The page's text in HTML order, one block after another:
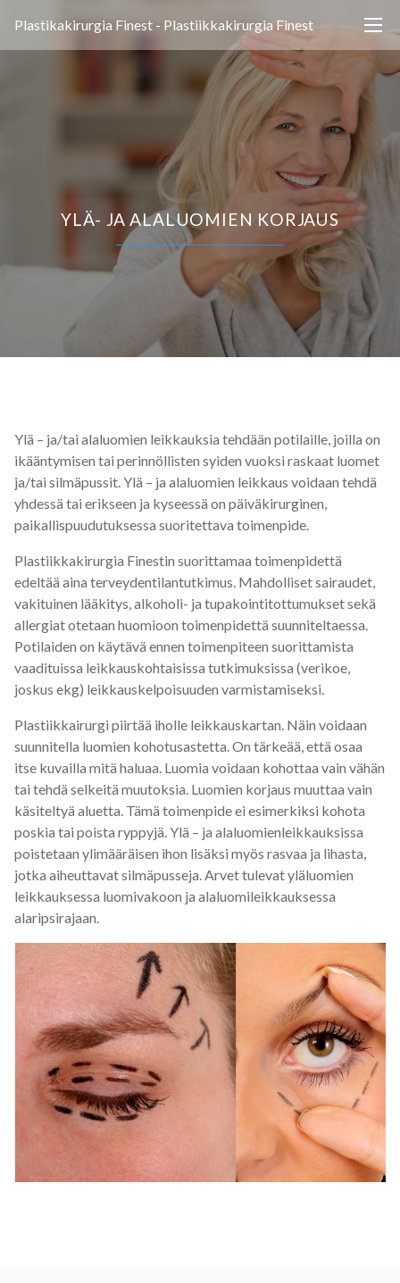
Plastikakirurgia Finest - Plastiikkakirurgia Finest
YLÄ- JA ALALUOMIEN KORJAUS
Ylä – ja/tai alaluomien leikkauksia tehdään potilaille, joilla on
ikääntymisen tai perinnöllisten syiden vuoksi raskaat luomet
ja/tai silmäpussit. Ylä – ja alaluomien leikkaus voidaan tehdä
yhdessä tai erikseen ja kyseessä on päiväkirurginen,
paikallispuudutuksessa suoritettava toimenpide.
Plastiikkakirurgia Finestin suorittamaa toimenpidettä
edeltää aina terveydentilantutkimus. Mahdolliset sairaudet,
vakituinen lääkitys, alkoholi- ja tupakointitottumukset sekä
allergiat otetaan huomioon toimenpidettä suunniteltaessa.
Potilaiden on käytävä ennen toimenpiteen suorittamista
vaadituissa leikkauskohtaisissa tutkimuksissa (verikoe,
joskus ekg) leikkauskelpoisuuden varmistamiseksi.
Plastiikkairurgi piirtää iholle leikkauskartan. Näin voidaan
suunnitella luomien kohotusastetta. On tärkeää, että osaa
itse kuvailla mitä haluaa. Luomia voidaan kohottaa vain vähän
tai tehdä selkeitä muutoksia. Luomien korjaus muuttaa vain
käsiteltyä aluetta. Tämä toimenpide ei esimerkiksi kohota
poskia tai poista ryppyjä. Ylä – ja alaluomienleikkauksissa
poistetaan ylimääräisen ihon lisäksi myös rasvaa ja lihasta,
jotka aiheuttavat silmäpusseja. Arvet tulevat yläluomien
leikkauksessa luomivakoon ja alaluomileikkauksessa
alaripsirajaan.